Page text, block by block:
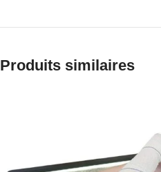
Produits similaires